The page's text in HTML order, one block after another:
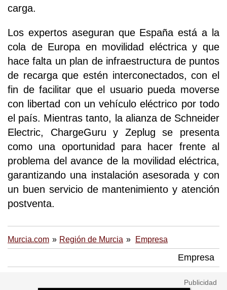
carga.
Los expertos aseguran que España está a la
cola de Europa en movilidad eléctrica y que
hace falta un plan de infraestructura de puntos
de recarga que estén interconectados, con el
fin de facilitar que el usuario pueda moverse
con libertad con un vehículo eléctrico por todo
el país. Mientras tanto, la alianza de Schneider
Electric, ChargeGuru y Zeplug se presenta
como una oportunidad para hacer frente al
problema del avance de la movilidad eléctrica,
garantizando una instalación asesorada y con
un buen servicio de mantenimiento y atención
postventa.
Murcia.com Región de Murcia Empresa
Empresa